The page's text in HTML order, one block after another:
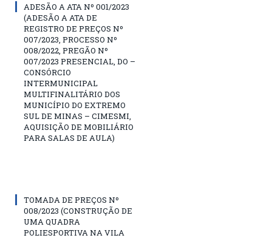
ADESÃO A ATA Nº 001/2023
(ADESÃO A ATA DE
REGISTRO DE PREÇOS Nº
007/2023, PROCESSO Nº
008/2022, PREGÃO Nº
007/2023 PRESENCIAL, DO –
CONSÓRCIO
INTERMUNICIPAL
MULTIFINALITÁRIO DOS
MUNICÍPIO DO EXTREMO
SUL DE MINAS – CIMESMI,
AQUISIÇÃO DE MOBILIÁRIO
PARA SALAS DE AULA)
TOMADA DE PREÇOS Nº
008/2023 (CONSTRUÇÃO DE
UMA QUADRA
POLIESPORTIVA NA VILA